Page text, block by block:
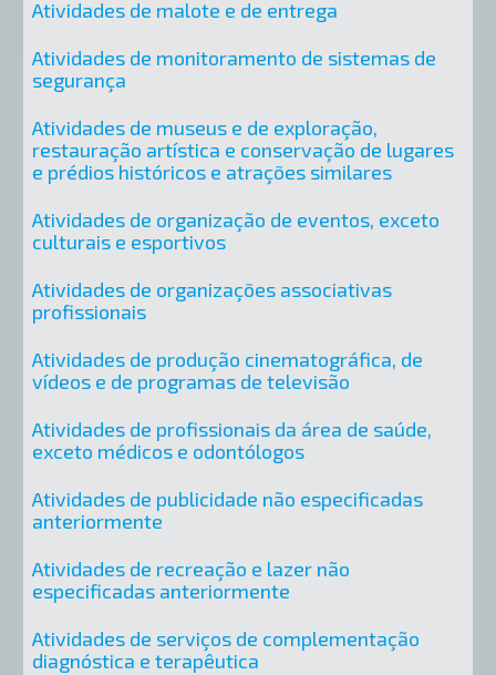
Atividades de malote e de entrega
Atividades de monitoramento de sistemas de
segurança
Atividades de museus e de exploração,
restauração artística e conservação de lugares
e prédios históricos e atrações similares
Atividades de organização de eventos, exceto
culturais e esportivos
Atividades de organizações associativas
profissionais
Atividades de produção cinematográfica, de
vídeos e de programas de televisão
Atividades de profissionais da área de saúde,
exceto médicos e odontólogos
Atividades de publicidade não especificadas
anteriormente
Atividades de recreação e lazer não
especificadas anteriormente
Atividades de serviços de complementação
diagnóstica e terapêutica